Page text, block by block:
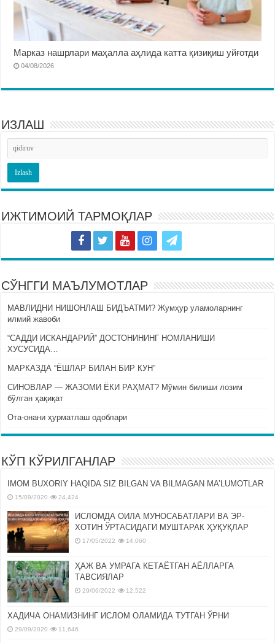
Марказ нашрлари маҳалла аҳлида катта қизиқиш уйғотди
04/08/2026
ИЗЛАШ
ИЖТИМОИЙ ТАРМОҚЛАР
СЎНГГИ МАЪЛУМОТЛАР
МАВЛИДНИ НИШОНЛАШ БИДЪАТМИ? Жумҳур уламоларнинг
илмий жавоби
“САДДИ ИСКАНДАРИЙ” ДОСТОНИНИНГ НОМЛАНИШИ
ХУСУСИДА…
МАРКАЗДА “ЁШЛАР БИЛАН БИР КУН”
СИНОВЛАР — ЖАЗОМИ ЁКИ РАҲМАТ? Мўмин билиши лозим
бўлган ҳақиқат
Ота-онани ҳурматлаш одоблари
КЎП КЎРИЛГАНЛАР
IMOM BUXORIY HAQIDA SIZ BILGAN VA BILMAGAN MA’LUMOTLAR
15/09/2020 24,424
ИСЛОМДА ОИЛА МУНОСАБАТЛАРИ ВА ЭР-
ХОТИН ЎРТАСИДАГИ МУШТАРАК ҲУҚУҚЛАР
17/05/2022 14,060
ҲАЖ ВА УМРАГА КЕТАЁТГАН АЁЛЛАРГА
ТАВСИЯЛАР
29/06/2022 12,522
ХАДИЧА ОНАМИЗНИНГ ИСЛОМ ОЛАМИДА ТУТГАН ЎРНИ
29/09/2020 11,646